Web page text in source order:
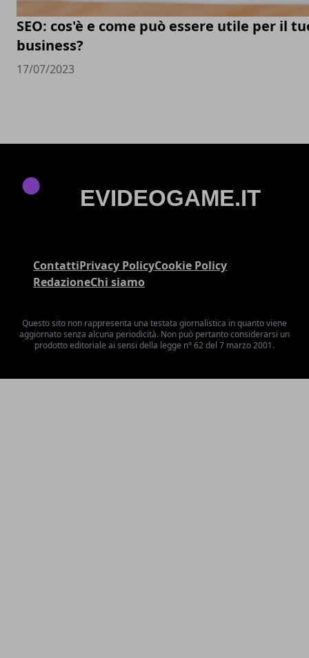
SEO: cos'è e come può essere utile per il
business?
17/07/2023
ContattiPrivacy PolicyCookie Policy
RedazioneChi siamo
Questo sito non rappresenta una testata giornalistica in quanto viene
aggiornato senza alcuna periodicità. Non può pertanto considerarsi un
prodotto editoriale ai sensi della legge n° 62 del 7 marzo 2001.